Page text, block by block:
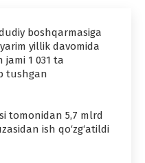
boshqarmasiga
yillik davomida
jami 1 031 ta
tushgan
tomonidan 5,7 mlrd
ish qo‘zg‘atildi